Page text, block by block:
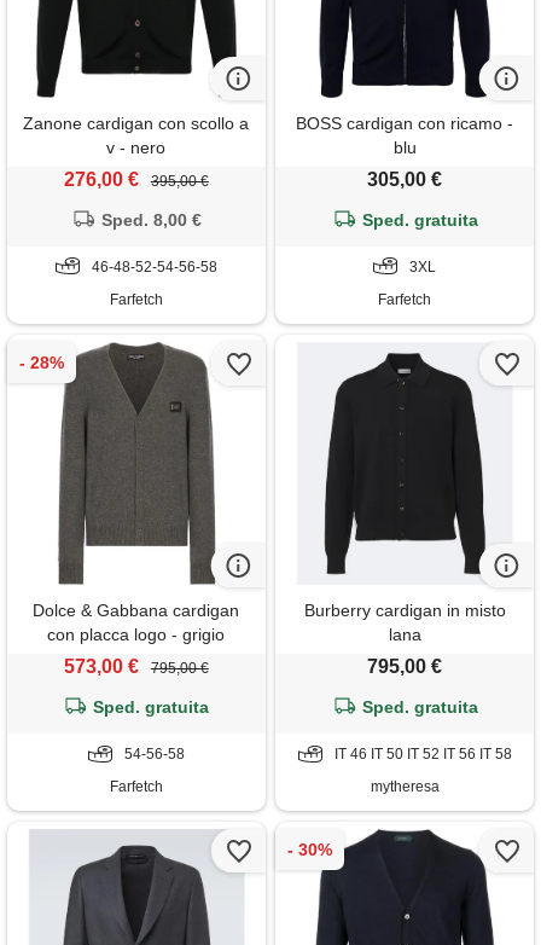
Zanone cardigan con scollo a
v - nero
276,00 € 395,00 €
Sped. 8,00 €
46-48-52-54-56-58
Farfetch
BOSS cardigan con ricamo -
blu
305,00 €
Sped. gratuita
3XL
Farfetch
Dolce & Gabbana cardigan
con placca logo - grigio
573,00 € 795,00 €
Sped. gratuita
54-56-58
Farfetch
Burberry cardigan in misto
lana
795,00 €
Sped. gratuita
IT 46 IT 50 IT 52 IT 56 IT 58
mytheresa